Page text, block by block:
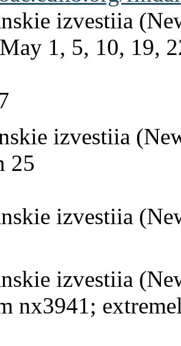
izvestiia
1, 5, 10, 19,
izvestiia
25
izvestiia
izvestiia
nx3941;